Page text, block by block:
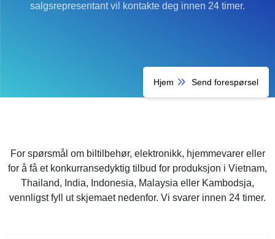
salgsrepresentant vil kontakte deg innen 24 timer.
Hjem Send forespørsel
For spørsmål om biltilbehør, elektronikk, hjemmevarer eller
for å få et konkurransedyktig tilbud for produksjon i Vietnam,
Thailand, India, Indonesia, Malaysia eller Kambodsja,
vennligst fyll ut skjemaet nedenfor. Vi svarer innen 24 timer.